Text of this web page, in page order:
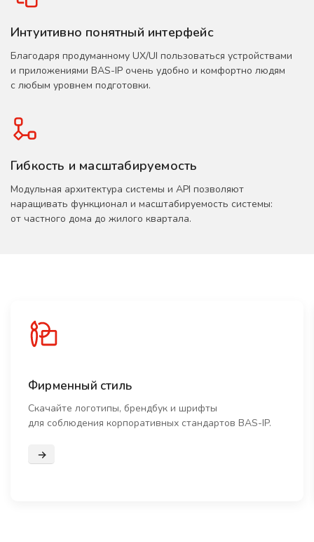
Интуитивно понятный интерфейс
Благодаря продуманному UX/UI пользоваться устройствами
и приложениями BAS-IP очень удобно и комфортно людям
с любым уровнем подготовки.
Гибкость и масштабируемость
Модульная архитектура системы и API позволяют
наращивать функционал и масштабируемость системы:
от частного дома до жилого квартала.
Фирменный стиль
Скачайте логотипы, брендбук и шрифты
для соблюдения корпоративных стандартов BAS-IP.
Подробнее